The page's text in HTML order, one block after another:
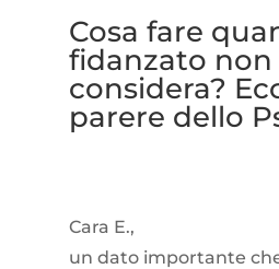
Cosa fare
fidanzato non
considera?
parere dello
Cara E.,
un dato importante